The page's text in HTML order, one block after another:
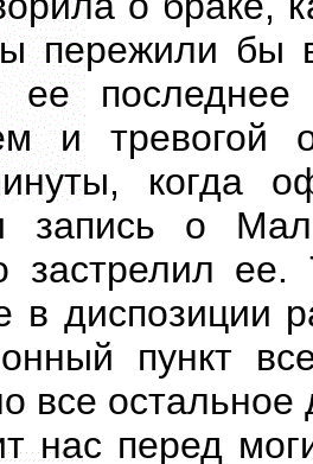
пережили бы
ее
и тревогой
когда
запись о
застрелил ее.
в диспозиции
пункт
все
нас перед